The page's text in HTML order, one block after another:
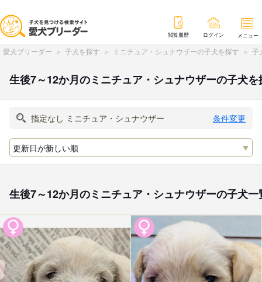
閲覧履歴 ログイン メニュー
愛犬ブリーダー 子犬を探す ミニチュア・シュナウザーの子犬を探す 子
生後7～12か月のミニチュア・シュナウザーの子犬を
条件変更
生後7～12か月のミニチュア・シュナウザーの子犬一